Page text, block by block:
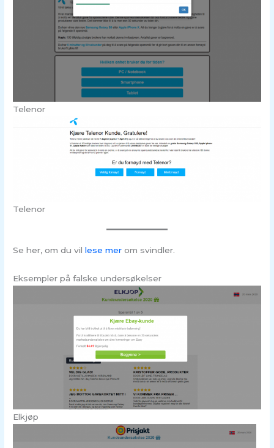
Telenor
Telenor
Se her, om du villese mer om svindler.
Eksempler på falske undersøkelser
Elkjøp